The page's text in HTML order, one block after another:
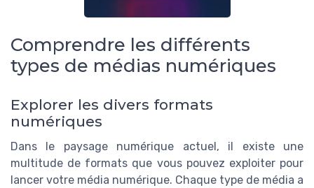
Comprendre les différents
types de médias numériques
Explorer les divers formats
numériques
Dans le paysage numérique actuel, il existe une
multitude de formats que vous pouvez exploiter pour
lancer votre média numérique. Chaque type de média a